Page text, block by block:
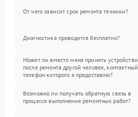
От чего зависит срок ремонта техники?
Диагностика проводится бесплатно?
Может ли вместо меня принять устройство
после ремонта другой человек, контактный
телефон которого я предоставлю?
Возможно ли получать обратную связь в
процессе выполнения ремонтных работ?